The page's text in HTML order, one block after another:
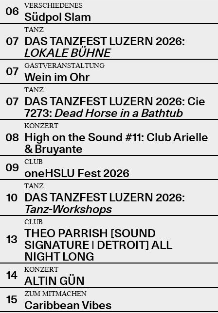
06
VERSCHIEDENES
Südpol Slam
07
TANZ
DAS TANZFEST LUZERN 2026:
LOKALE BÜHNE
07
GASTVERANSTALTUNG
Wein im Ohr
07
TANZ
DAS TANZFEST LUZERN 2026: Cie
7273: Dead Horse in a Bathtub
08
KONZERT
High on the Sound #11: Club Arielle
& Bruyante
09
CLUB
oneHSLU Fest 2026
10
TANZ
DAS TANZFEST LUZERN 2026:
Tanz-Workshops
13
CLUB
THEO PARRISH [SOUND
SIGNATURE | DETROIT] ALL
NIGHT LONG
14
KONZERT
ALTIN GÜN
15
ZUM MITMACHEN
Caribbean Vibes